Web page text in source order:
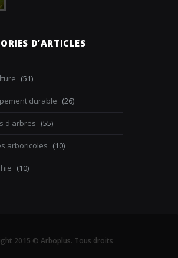
D’ARTICLES
(51)
durable (26)
d'arbres (55)
arboricoles (10)
(10)
2015 © Arboplus. Tous droits